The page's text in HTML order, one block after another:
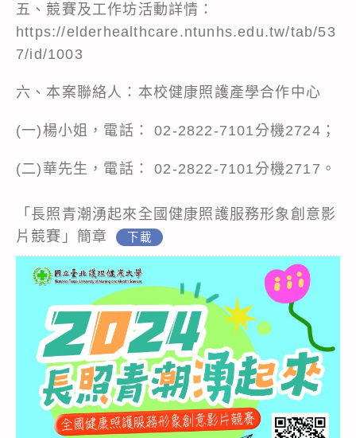
五、競賽及工作坊活動詳情：
https://elderhealthcare.ntunhs.edu.tw/tab/53
7/id/1003
六、本案聯絡人：本校健康照護產學合作中心
(一)楊小姐，電話： 02-2822-7101分機2724；
(二)華先生，電話： 02-2822-7101分機2717。
「長照青潮湧起來全國健康照護服務形象創意影
片競賽」簡章
下載